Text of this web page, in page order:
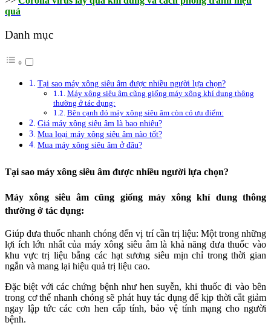
quả
Danh mục
Tại sao máy xông siêu âm được nhiều người lựa chọn?
Máy xông siêu âm cũng giống máy xông khí dung thông
thường ở tác dụng:
Bên cạnh đó máy xông siêu âm còn có ưu điểm:
Giá máy xông siêu âm là bao nhiêu?
Mua loại máy xông siêu âm nào tốt?
Mua máy xông siêu âm ở đâu?
Tại sao máy xông siêu âm được nhiều người lựa chọn?
Máy xông siêu âm cũng giống máy xông khí dung thông
thường ở tác dụng:
Giúp đưa thuốc nhanh chóng đến vị trí cần trị liệu: Một trong những
lợi ích lớn nhất của máy xông siêu âm là khả năng đưa thuốc vào
khu vực trị liệu bằng các hạt sương siêu mịn chỉ trong thời gian
ngắn và mang lại hiệu quả trị liệu cao.
Đặc biệt với các chứng bệnh như hen suyễn, khi thuốc đi vào bên
trong cơ thể nhanh chóng sẽ phát huy tác dụng để kịp thời cắt giảm
ngay lập tức các cơn hen cấp tính, bảo vệ tính mạng cho người
bệnh.